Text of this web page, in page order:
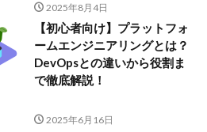
2025年8月4日
【初心者向け】プラットフォ
ームエンジニアリングとは？
DevOpsとの違いから役割ま
で徹底解説！
2025年6月16日